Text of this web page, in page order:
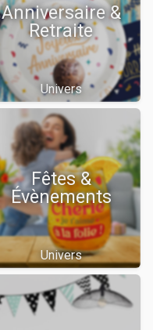
Anniversaire &
Retraite
Univers
Fêtes &
Évènements
Univers